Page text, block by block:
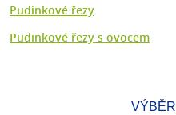
Pudinkové řezy
Pudinkové řezy s ovocem
VÝBĚR